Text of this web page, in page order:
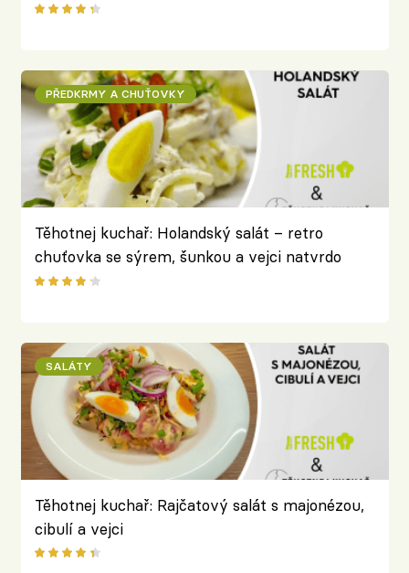
PŘEDKRMY A CHUŤOVKY
Těhotnej kuchař: Holandský salát – retro
chuťovka se sýrem, šunkou a vejci natvrdo
SALÁTY
Těhotnej kuchař: Rajčatový salát s majonézou,
cibulí a vejci